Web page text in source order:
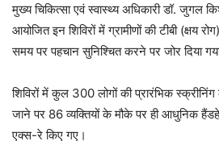
मुख्य चिकित्सा एवं स्वास्थ्य अधिकारीडॉ. जुगल
आयोजित इन शिविरों में ग्रामीणों की टीबी (क्षय
समय पर पहचान सुनिश्चित करने पर जोर दिया
शिविरों में कुल 300 लोगों की प्रारंभिक
जाने पर 86 व्यक्तियों के मौके पर ही आधुनिक
एक्स-रे किए गए।